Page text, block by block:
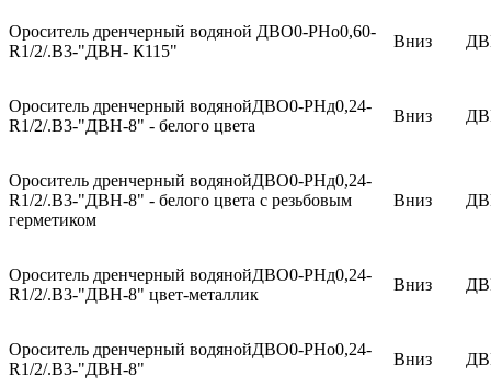
Ороситель дренчерный водяной ДВО0-РНо0,60-
R1/2/.В3-"ДВН- К115"
Вниз
Ороситель дренчерный водянойДВО0-РНд0,24-
R1/2/.В3-"ДВН-8" - белого цвета
Вниз
Ороситель дренчерный водянойДВО0-РНд0,24-
R1/2/.В3-"ДВН-8" - белого цвета с резьбовым
герметиком
Вниз
Ороситель дренчерный водянойДВО0-РНд0,24-
R1/2/.В3-"ДВН-8" цвет-металлик
Вниз
Ороситель дренчерный водянойДВО0-РНо0,24-
R1/2/.В3-"ДВН-8"
Вниз